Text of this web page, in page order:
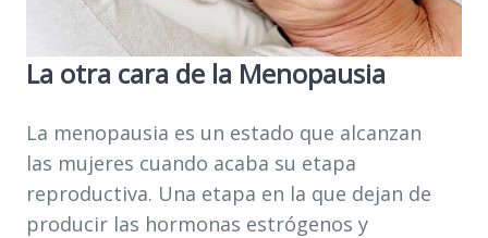
La otra cara de la Menopausia
La menopausia es un estado que alcanzan
las mujeres cuando acaba su etapa
reproductiva. Una etapa en la que dejan de
producir las hormonas estrógenos y